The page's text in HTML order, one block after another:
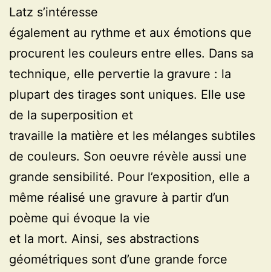
Latz s’intéresse
également au rythme et aux émotions que
procurent les couleurs entre elles. Dans sa
technique, elle pervertie la gravure : la
plupart des tirages sont uniques. Elle use
de la superposition et
travaille la matière et les mélanges subtiles
de couleurs. Son oeuvre révèle aussi une
grande sensibilité. Pour l’exposition, elle a
même réalisé une gravure à partir d’un
poème qui évoque la vie
et la mort. Ainsi, ses abstractions
géométriques sont d’une grande force